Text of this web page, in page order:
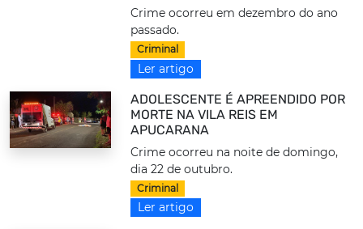
Crime ocorreu em dezembro do ano
passado.
Criminal
Ler artigo
ADOLESCENTE É APREENDIDO POR
MORTE NA VILA REIS EM
APUCARANA
Crime ocorreu na noite de domingo,
dia 22 de outubro.
Criminal
Ler artigo